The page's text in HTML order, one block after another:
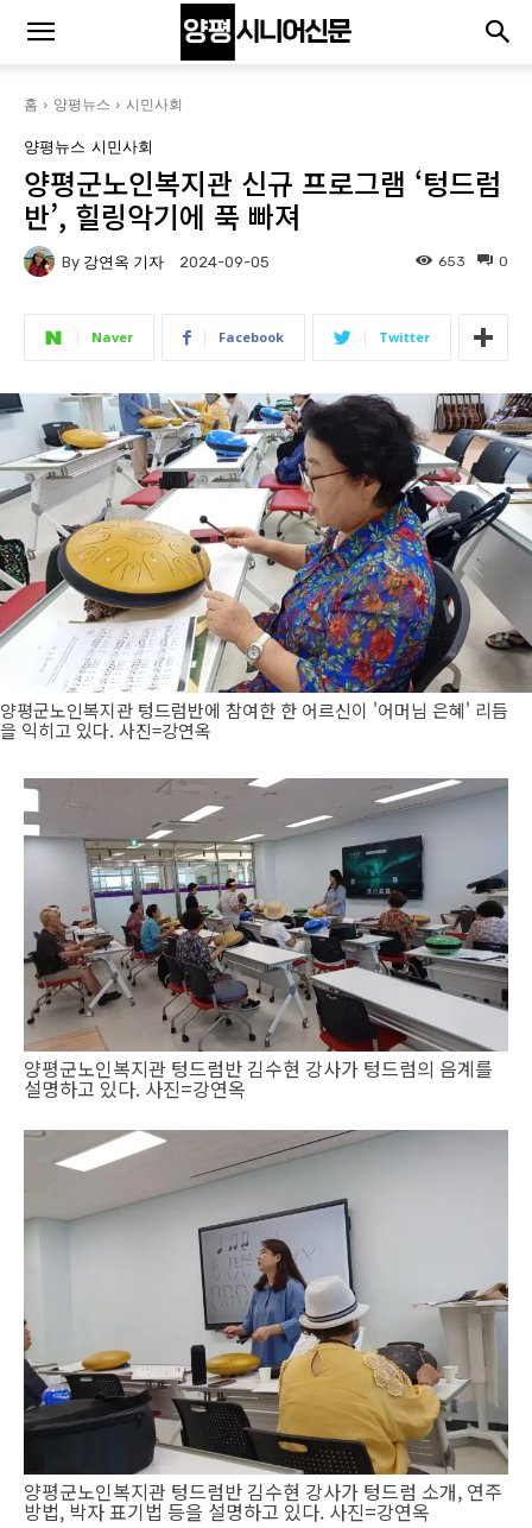
홈 양평뉴스 시민사회
양평뉴스 시민사회
양평군노인복지관 신규 프로그램 ‘텅드럼
반’, 힐링악기에 푹 빠져
By 강연옥 기자 2024-09-05 0
653
Naver Facebook Twitter
양평군노인복지관 텅드럼반에 참여한 한 어르신이 '어머님 은혜' 리듬
을 익히고 있다. 사진=강연옥
양평군노인복지관 텅드럼반 김수현 강사가 텅드럼의 음계를
설명하고 있다. 사진=강연옥
양평군노인복지관 텅드럼반 김수현 강사가 텅드럼 소개, 연주
방법, 박자 표기법 등을 설명하고 있다. 사진=강연옥